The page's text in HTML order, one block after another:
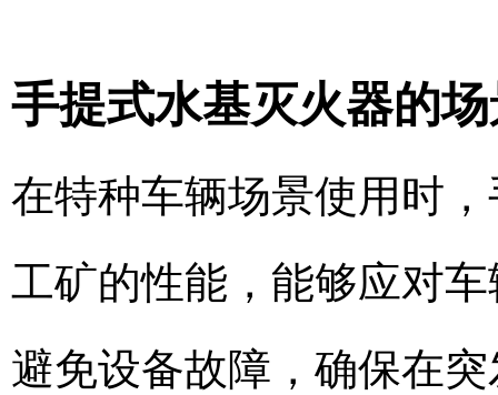
手提式水基灭火器的
在特种车辆场景使用时
工矿的性能，能够应对
避免设备故障，确保在